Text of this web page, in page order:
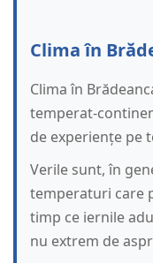
Clima în
Clima în
temperat-
de experiențe pe
Verile sunt, în
temperaturi care
timp ce iernile
nu extrem de